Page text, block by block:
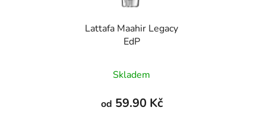
Lattafa Maahir Legacy
EdP
Skladem
od 59.90 Kč